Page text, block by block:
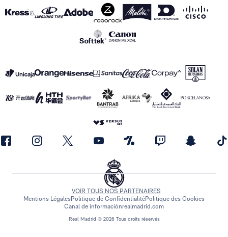
Real Madrid © 2026 Tous droits réservés
VOIR TOUS NOS PARTENAIRES
Mentions LégalesPolitique de ConfidentialitéPolitique des Cookies
Canal de informaciónrealmadrid.com